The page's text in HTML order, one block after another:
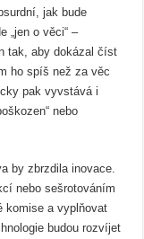
jak bude
„jen o věci“ –
tak, aby dokázal číst
ho spíš než za věc
pak vyvstává i
nebo
by zbrzdila inovace.
nebo sešrotováním
komise a vyplňovat
budou rozvíjet